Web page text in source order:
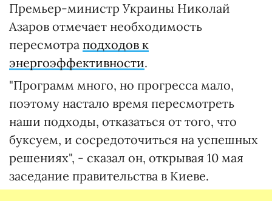
Премьер-министр Украины Николай
Азаров отмечает необходимость
пересмотра подходов к
энергоэффективности.
"Программ много, но прогресса мало,
поэтому настало время пересмотреть
наши подходы, отказаться от того, что
буксуем, и сосредоточиться на успешных
решениях", - сказал он, открывая 10 мая
заседание правительства в Киеве.